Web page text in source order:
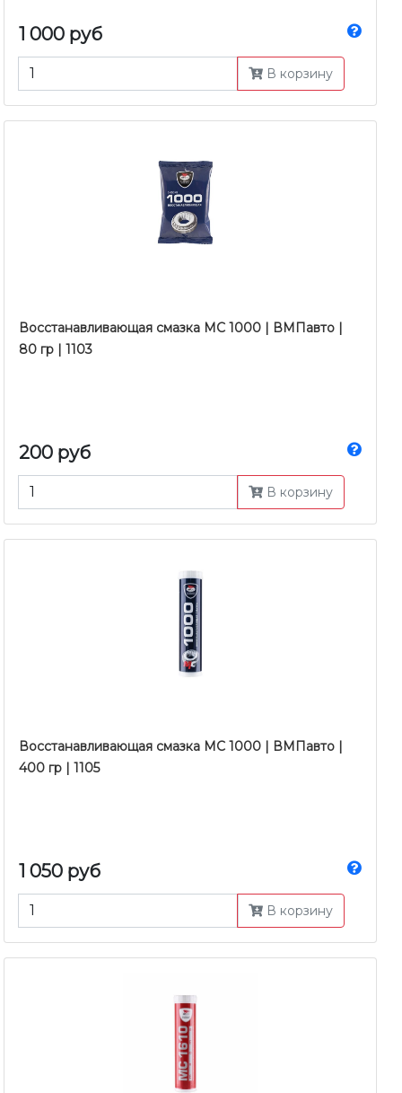
1 000 руб
В корзину
Восстанавливающая смазка МС 1000 | ВМПавто |
80 гр | 1103
200 руб
В корзину
Восстанавливающая смазка МС 1000 | ВМПавто |
400 гр | 1105
1 050 руб
В корзину